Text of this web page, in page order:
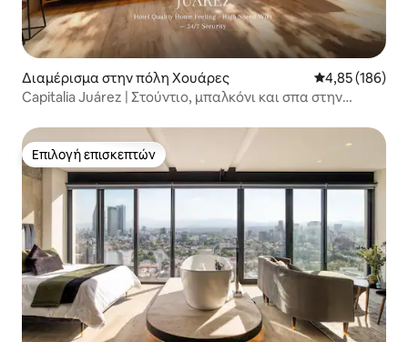
Διαμέρισμα στην πόλη Χουάρες Μέση
4,85 (186)
Capitalia Juárez | Στούντιο, μπαλκόνι και σπα στην
Επιλογή επισκεπτών
Επιλογή επισκεπτών